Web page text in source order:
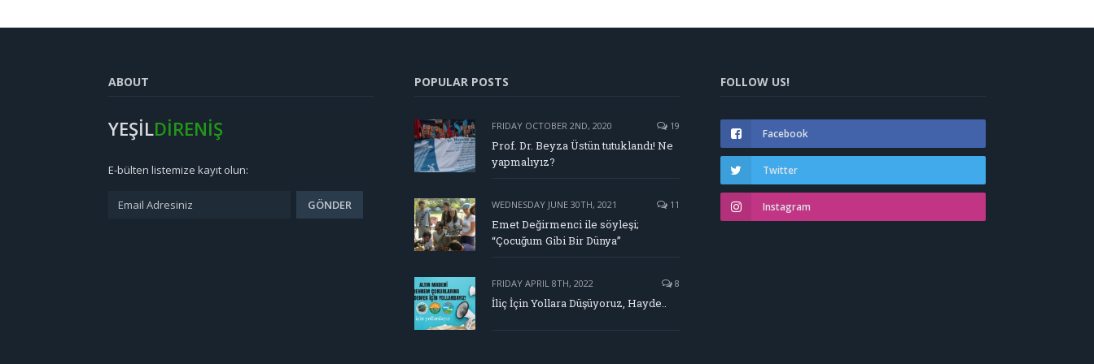
ABOUT
YEŞİLDİRENİŞ
E-bülten listemize kayıt olun:
POPULAR POSTS
FRIDAY OCTOBER 2ND, 2020 19
Prof. Dr. Beyza Üstün tutuklandı! Ne
yapmalıyız?
WEDNESDAY JUNE 30TH, 2021 11
Emet Değirmenci ile söyleşi;
“Çocuğum Gibi Bir Dünya”
FRIDAY APRIL 8TH, 2022 8
İliç İçin Yollara Düşüyoruz, Hayde..
FOLLOW US!
Facebook
Twitter
Instagram